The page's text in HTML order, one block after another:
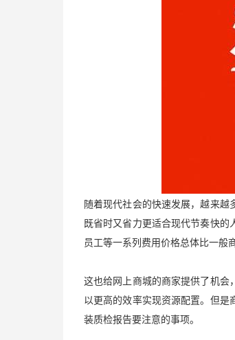
随着现代社会的快速发展，越来越
既省时又省力更适合现代节奏快的
员工等一系列费用价格总体比一般
这也给网上商城的商家提供了机会
以更高的效率实现资源配置。但
装质检报告要注意的事项。